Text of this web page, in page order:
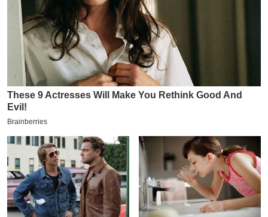
क्रा
इ
म
ई
-
पे
प
र
मि